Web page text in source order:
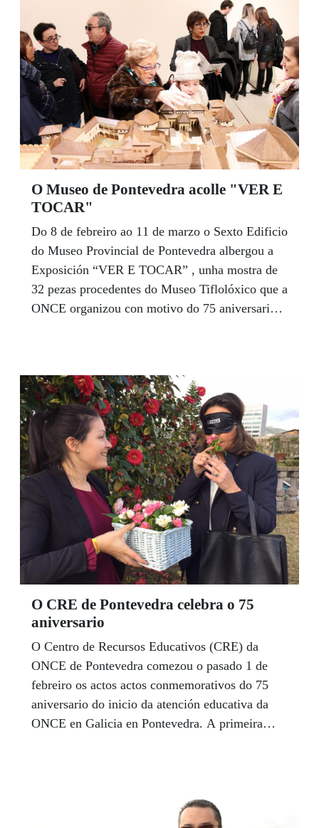
pola cooperación da Xunta e os distintos axentes
sociais, neste caso a Fundación ONCE, para
seguir avanzando cara a unha sociedade na que
ter distintas capacidades non signifique ter
menos oportunidades.
O Museo de Pontevedra acolle "VER E
TOCAR"
Do 8 de febreiro ao 11 de marzo o Sexto Edificio
do Museo Provincial de Pontevedra albergou a
Exposición “VER E TOCAR” , unha mostra de
32 pezas procedentes do Museo Tiflolóxico que a
ONCE organizou con motivo do 75 aniversario
Palacios Árabes da Alhambra e do Patio dos
Leóns (Granada), ou a do Taj Mahal, da India,
para coñecer qué sinte unha persoa cega cando
percibe a arte a través do tacto.
O CRE de Pontevedra celebra o 75
aniversario
O Centro de Recursos Educativos (CRE) da
ONCE de Pontevedra comezou o pasado 1 de
febreiro os actos actos conmemorativos do 75
aniversario do inicio da atención educativa da
ONCE en Galicia en Pontevedra. A primeira
cultural educativo e económico da cidade nas
instalacións do CRE para asistir a unha